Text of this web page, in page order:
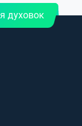
духовок